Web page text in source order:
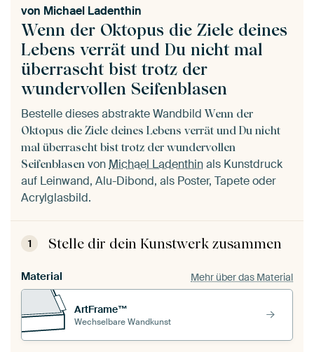
Wenn der Oktopus die Ziele deines
Lebens verrät und Du nicht mal
überrascht bist trotz der
wundervollen Seifenblasen
von Michael Ladenthin
Bestelle dieses abstrakte Wandbild Wenn der
Oktopus die Ziele deines Lebens verrät und Du nicht
mal überrascht bist trotz der wundervollen
Seifenblasen vonMichael Ladenthinals Kunstdruck
auf Leinwand, Alu-Dibond, als Poster, Tapete oder
Acrylglasbild.
1 Stelle dir dein Kunstwerk zusammen
Material Mehr über das Material
ArtFrame™
Wechselbare Wandkunst